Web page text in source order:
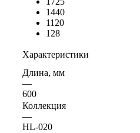
1440
1120
128
Характеристики
Длина, мм
—
600
Коллекция
—
HL-020